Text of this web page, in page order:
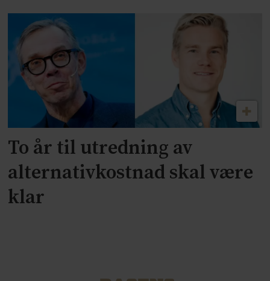
To år til utredning av
alternativkostnad skal være
klar